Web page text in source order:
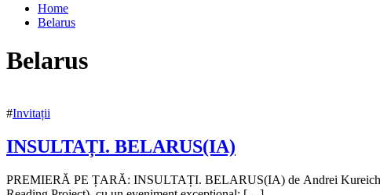
Home
Belarus
Belarus
#Invitații
INSULTAȚI. BELARUS(IA)
23
PREMIERĂ PE ȚARĂ: INSULTAȚI. BELARUS(IA) de Andrei